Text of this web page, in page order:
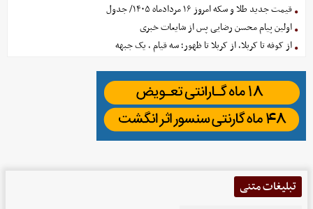
قیمت جدید طلا و سکه امروز ۱۶ مردادماه ۱۴۰۵/ جدول
اولین پیام محسن رضایی پس از شایعات خبری
از کوفه تا کربلا، از کربلا تا ظهور؛ سه قیام ، یک جبهه
تبلیغات متنی